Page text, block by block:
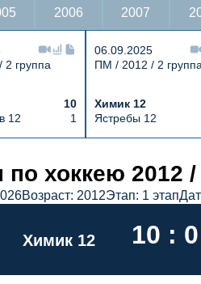
2006 2007
группа
10
12
1
06.09.2025
ПМ / 2012 / 2 группа
Химик 12
Ястребы 12
12,
хоккею 2012 /
Возраст: 2012Этап: 1 этап
Химик 12 10 : 0